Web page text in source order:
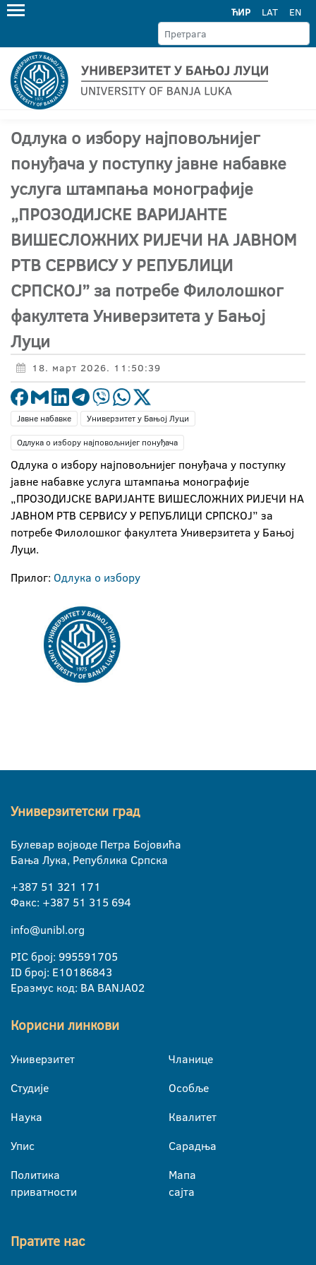
ЋИР LAT EN
Одлука о избору најповољнијег
понуђача у поступку јавне набавке
услуга штампања монографије
„ПРОЗОДИЈСКЕ ВАРИЈАНТЕ
ВИШЕСЛОЖНИХ РИЈЕЧИ НА ЈАВНОМ
РТВ СЕРВИСУ У РЕПУБЛИЦИ
СРПСКОЈ” за потребе Филолошког
факултета Универзитета у Бањој
Луци
18. март 2026. 11:50:39
Јавне набавке
Универзитет у Бањој Луци
Одлука о избору најповољнијег понуђача
Одлука о избору најповољнијег понуђача у поступку
јавне набавке услуга штампања монографије
„ПРОЗОДИЈСКЕ ВАРИЈАНТЕ ВИШЕСЛОЖНИХ РИЈЕЧИ НА
ЈАВНОМ РТВ СЕРВИСУ У РЕПУБЛИЦИ СРПСКОЈ” за
потребе Филолошког факултета Универзитета у Бањој
Луци.
Прилог: Одлука о избору
Универзитетски град
Булевар војводе Петра Бојовића
Бања Лука, Република Српска
+387 51 321 171
Факс: +387 51 315 694
info@unibl.org
PIC број: 995591705
ID број: E10186843
Еразмус код: BA BANJA02
Корисни линкови
Универзитет
Студије
Наука
Упис
Политика
приватности
Чланице
Особље
Квалитет
Сарадња
Мапа
сајта
Пратите нас